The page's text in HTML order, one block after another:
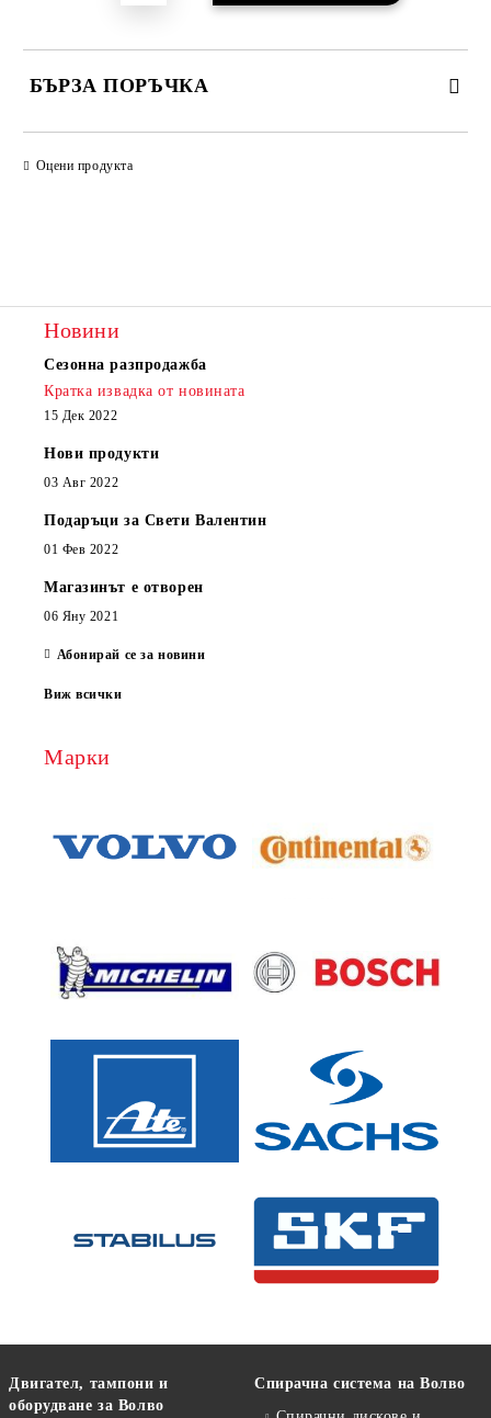
БЪРЗА ПОРЪЧКА
Оцени продукта
Новини
Сезонна разпродажба
Кратка извадка от новината
15 Дек 2022
Нови продукти
03 Авг 2022
Подаръци за Свети Валентин
01 Фев 2022
Магазинът е отворен
06 Яну 2021
Абонирай се за новини
Виж всички
Марки
Двигател, тампони и
оборудване за Волво
Спирачна система на Волво